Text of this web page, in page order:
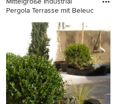
Pergola Terrasse mit Beleuc
Mittelgroße Industrial
Pergola Terrasse mit
Beleuchtung und
Holzgeländer in Madrid